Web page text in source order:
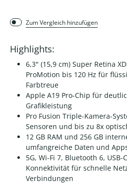
Zum Vergleich hinzufügen
Highlights:
6,3" (15,9 cm) Super Retina
ProMotion bis 120 Hz für
Farbtreue
Apple A19 Pro-Chip für
Grafikleistung
Pro Fusion Triple-Kamera-
Sensoren und bis zu 8x
12 GB RAM und 256 GB
umfangreiche Daten und
5G, Wi-Fi 7, Bluetooth 6,
Konnektivität für schnelle
Verbindungen